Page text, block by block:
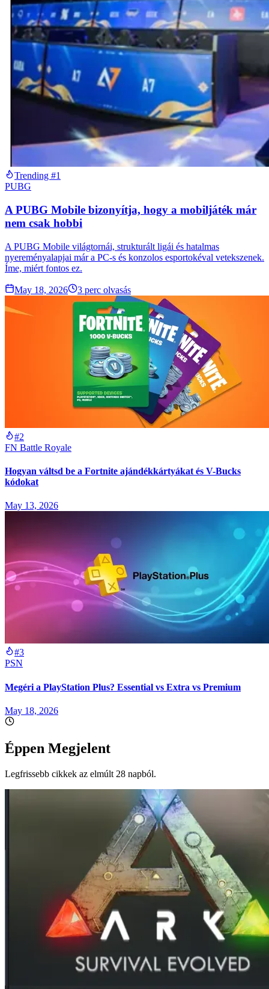
Trending #1
PUBG
A PUBG Mobile bizonyítja, hogy a mobiljáték már
nem csak hobbi
A PUBG Mobile világtornái, strukturált ligái és hatalmas
nyereményalapjai már a PC-s és konzolos esportokéval vetekszenek.
Íme, miért fontos ez.
May 18, 2026 3 perc olvasás
#2
FN Battle Royale
Hogyan váltsd be a Fortnite ajándékkártyákat és V-Bucks
kódokat
May 13, 2026
#3
PSN
Megéri a PlayStation Plus? Essential vs Extra vs Premium
May 18, 2026
Éppen Megjelent
Legfrissebb cikkek az elmúlt 28 napból.